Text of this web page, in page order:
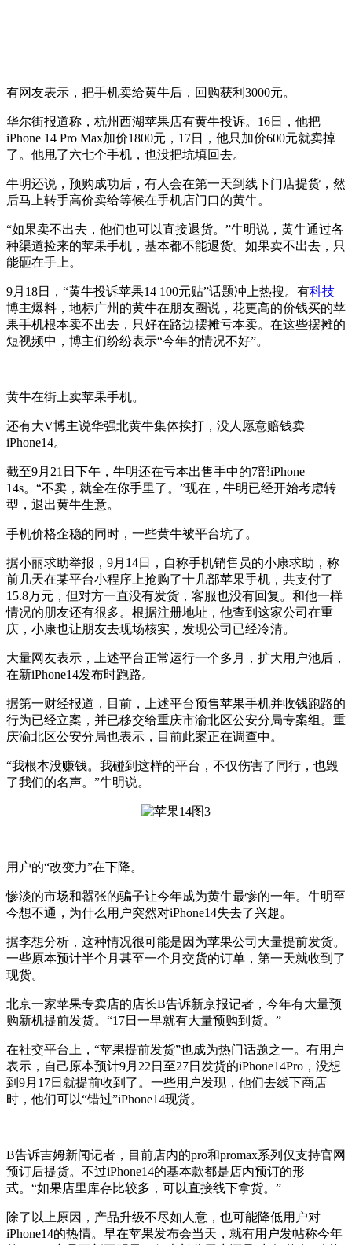
有网友表示，把手机卖给黄牛后，回购获利3000元。
华尔街报道称，杭州西湖苹果店有黄牛投诉。16日，他把
iPhone 14 Pro Max加价1800元，17日，他只加价600元就卖掉
了。他甩了六七个手机，也没把坑填回去。
牛明还说，预购成功后，有人会在第一天到线下门店提货，然
后马上转手高价卖给等候在手机店门口的黄牛。
“如果卖不出去，他们也可以直接退货。”牛明说，黄牛通过各
种渠道捡来的苹果手机，基本都不能退货。如果卖不出去，只
能砸在手上。
9月18日，“黄牛投诉苹果14 100元贴”话题冲上热搜。有科技
博主爆料，地标广州的黄牛在朋友圈说，花更高的价钱买的苹
果手机根本卖不出去，只好在路边摆摊亏本卖。在这些摆摊的
短视频中，博主们纷纷表示“今年的情况不好”。
黄牛在街上卖苹果手机。
还有大V博主说华强北黄牛集体挨打，没人愿意赔钱卖
iPhone14。
截至9月21日下午，牛明还在亏本出售手中的7部iPhone
14s。“不卖，就全在你手里了。”现在，牛明已经开始考虑转
型，退出黄牛生意。
手机价格企稳的同时，一些黄牛被平台坑了。
据小丽求助举报，9月14日，自称手机销售员的小康求助，称
前几天在某平台小程序上抢购了十几部苹果手机，共支付了
15.8万元，但对方一直没有发货，客服也没有回复。和他一样
情况的朋友还有很多。根据注册地址，他查到这家公司在重
庆，小康也让朋友去现场核实，发现公司已经冷清。
大量网友表示，上述平台正常运行一个多月，扩大用户池后，
在新iPhone14发布时跑路。
据第一财经报道，目前，上述平台预售苹果手机并收钱跑路的
行为已经立案，并已移交给重庆市渝北区公安分局专案组。重
庆渝北区公安分局也表示，目前此案正在调查中。
“我根本没赚钱。我碰到这样的平台，不仅伤害了同行，也毁
了我们的名声。”牛明说。
用户的“改变力”在下降。
惨淡的市场和嚣张的骗子让今年成为黄牛最惨的一年。牛明至
今想不通，为什么用户突然对iPhone14失去了兴趣。
据李想分析，这种情况很可能是因为苹果公司大量提前发货。
一些原本预计半个月甚至一个月交货的订单，第一天就收到了
现货。
北京一家苹果专卖店的店长B告诉新京报记者，今年有大量预
购新机提前发货。“17日一早就有大量预购到货。”
在社交平台上，“苹果提前发货”也成为热门话题之一。有用户
表示，自己原本预计9月22日至27日发货的iPhone14Pro，没想
到9月17日就提前收到了。一些用户发现，他们去线下商店
时，他们可以“错过”iPhone14现货。
B告诉吉姆新闻记者，目前店内的pro和promax系列仅支持官网
预订后提货。不过iPhone14的基本款都是店内预订的形
式。“如果店里库存比较多，可以直接线下拿货。”
除了以上原因，产品升级不尽如人意，也可能降低用户对
iPhone14的热情。早在苹果发布会当天，就有用户发帖称今年